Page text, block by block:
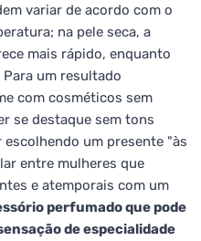
variar de acordo com o
na pele seca, a
mais rápido, enquanto
um resultado
com cosméticos sem
se destaque sem tons
um presente "às
entre mulheres que
e atemporais com um
perfumado que pode
de especialidade